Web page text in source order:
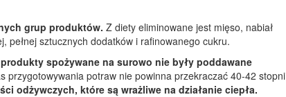
grup produktów. Z diety eliminowane jest mięso, nabiał
pełnej sztucznych dodatków i rafinowanego cukru.
spożywane na surowo nie były poddawane
przygotowywania potraw nie powinna przekraczać 40-42 stopni
odżywczych, które są wrażliwe na działanie ciepła.